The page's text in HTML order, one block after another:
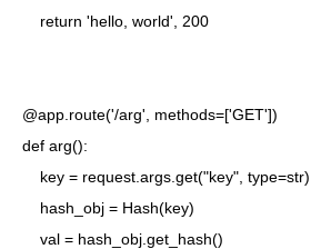
    return 'hello, world', 200
@app.route('/arg', methods=['GET'])
def arg():
    key = request.args.get("key", type=str)
    hash_obj = Hash(key)
    val = hash_obj.get_hash()